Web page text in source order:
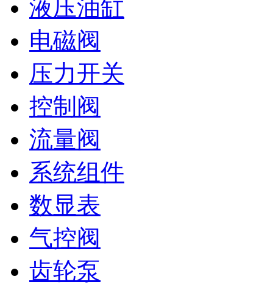
液压油缸
电磁阀
压力开关
控制阀
流量阀
系统组件
数显表
气控阀
齿轮泵